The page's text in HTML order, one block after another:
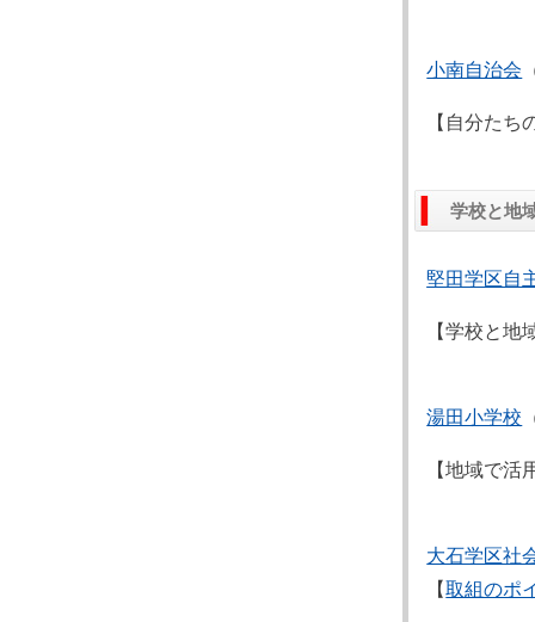
小南自治会
【自分た
学校と地
堅田学区自
【学校と
湯田小学校
【地域で活
大石学区社
【取組のポ